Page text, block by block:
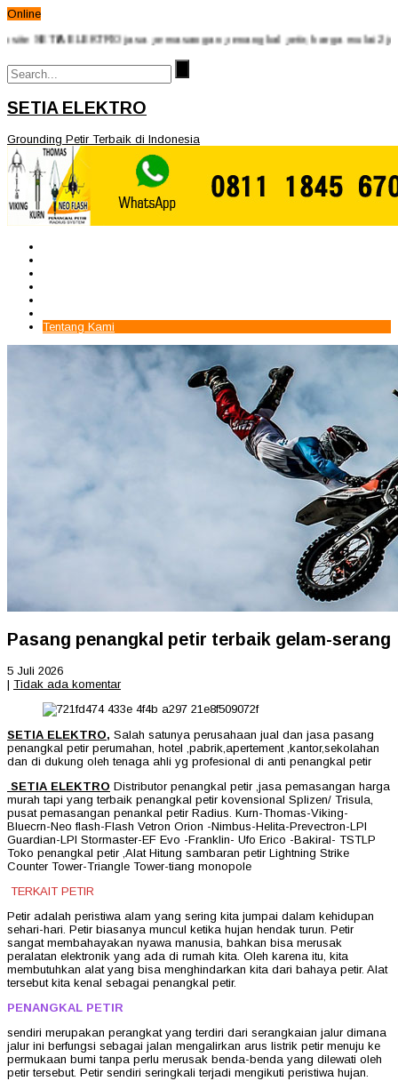
Online
ELEKTRO jasa pemasangan penangkal petir, harga mulai 2jutaan
SETIA ELEKTRO
Grounding Petir Terbaik di Indonesia
Tentang Kami
Pasang penangkal petir terbaik gelam-serang
5 Juli 2026
| Tidak ada komentar
SETIA ELEKTRO, Salah satunya perusahaan jual dan jasa pasang
penangkal petir perumahan, hotel ,pabrik,apertement ,kantor,sekolahan
dan di dukung oleh tenaga ahli yg profesional di anti penangkal petir
SETIA ELEKTRO Distributor penangkal petir ,jasa pemasangan harga
murah tapi yang terbaik penangkal petir kovensional Splizen/ Trisula,
pusat pemasangan penankal petir Radius. Kurn-Thomas-Viking-
Bluecrn-Neo flash-Flash Vetron Orion -Nimbus-Helita-Prevectron-LPI
Guardian-LPI Stormaster-EF Evo -Franklin- Ufo Erico -Bakiral- TSTLP
Toko penangkal petir ,Alat Hitung sambaran petir Lightning Strike
Counter Tower-Triangle Tower-tiang monopole
TERKAIT PETIR
Petir adalah peristiwa alam yang sering kita jumpai dalam kehidupan
sehari-hari. Petir biasanya muncul ketika hujan hendak turun. Petir
sangat membahayakan nyawa manusia, bahkan bisa merusak
peralatan elektronik yang ada di rumah kita. Oleh karena itu, kita
membutuhkan alat yang bisa menghindarkan kita dari bahaya petir. Alat
tersebut kita kenal sebagai penangkal petir.
PENANGKAL PETIR
sendiri merupakan perangkat yang terdiri dari serangkaian jalur dimana
jalur ini berfungsi sebagai jalan mengalirkan arus listrik petir menuju ke
permukaan bumi tanpa perlu merusak benda-benda yang dilewati oleh
petir tersebut. Petir sendiri seringkali terjadi mengikuti peristiwa hujan.